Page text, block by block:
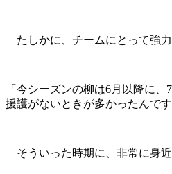
たしかに、チームにとって強
「今シーズンの柳は6月以降に
援護がないときが多かったんです
そういった時期に、非常に身